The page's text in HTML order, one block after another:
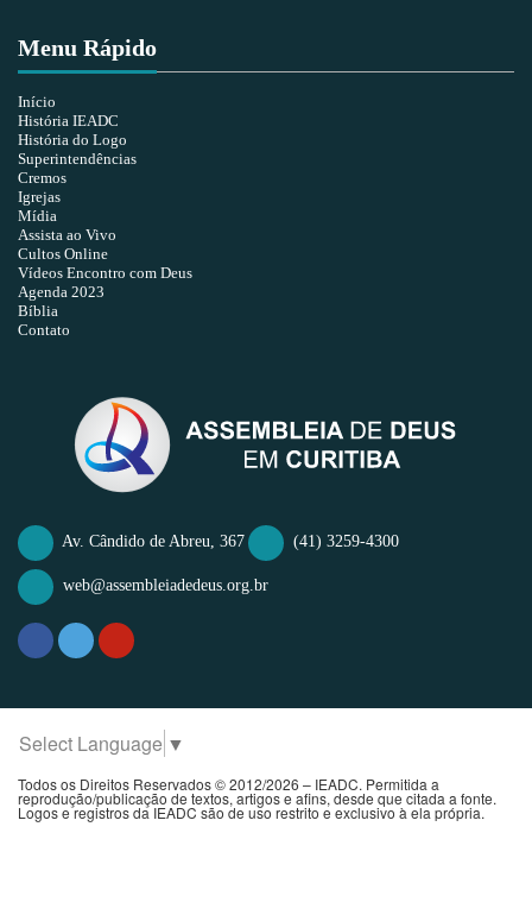
Menu Rápido
Início
História IEADC
História do Logo
Superintendências
Cremos
Igrejas
Mídia
Assista ao Vivo
Cultos Online
Vídeos Encontro com Deus
Agenda 2023
Bíblia
Contato
Av. Cândido de Abreu, 367 (41) 3259-4300
web@assembleiadedeus.org.br
Select Language ▼
Todos os Direitos Reservados © 2012/2026 – IEADC. Permitida a
reprodução/publicação de textos, artigos e afins, desde que citada a fonte.
Logos e registros da IEADC são de uso restrito e exclusivo à ela própria.